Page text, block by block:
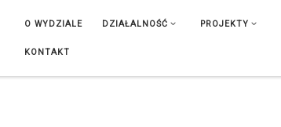
O WYDZIALE DZIAŁALNOŚĆ PROJEKTY
KONTAKT